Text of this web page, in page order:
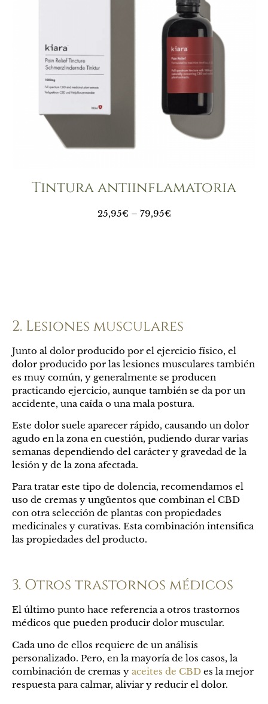
Tintura antiinflamatoria
25,95€ – 79,95€
2. Lesiones musculares
Junto al dolor producido por el ejercicio físico, el
dolor producido por las lesiones musculares también
es muy común, y generalmente se producen
practicando ejercicio, aunque también se da por un
accidente, una caída o una mala postura.
Este dolor suele aparecer rápido, causando un dolor
agudo en la zona en cuestión, pudiendo durar varias
semanas dependiendo del carácter y gravedad de la
lesión y de la zona afectada.
Para tratar este tipo de dolencia, recomendamos el
uso de cremas y ungüentos que combinan el CBD
con otra selección de plantas con propiedades
medicinales y curativas. Esta combinación intensifica
las propiedades del producto.
3. Otros trastornos médicos
El último punto hace referencia a otros trastornos
médicos que pueden producir dolor muscular.
Cada uno de ellos requiere de un análisis
personalizado. Pero, en la mayoría de los casos, la
combinación de cremas y aceites de CBD es la mejor
respuesta para calmar, aliviar y reducir el dolor.